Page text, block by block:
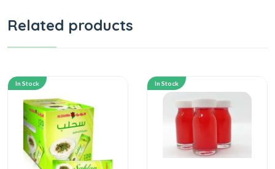
Related products
In Stock In Stock